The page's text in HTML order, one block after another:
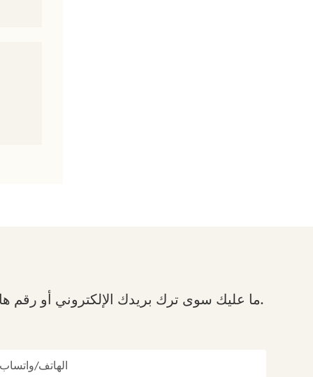
ما عليك سوى ترك بريدك الإلكتروني أو رقم هاتفك في نموذج الاتصال حتى نتمكن من إرسال عرض أسعار مجاني لمجموعة واسعة من التصاميم لدينا.
الهاتف/واتساب